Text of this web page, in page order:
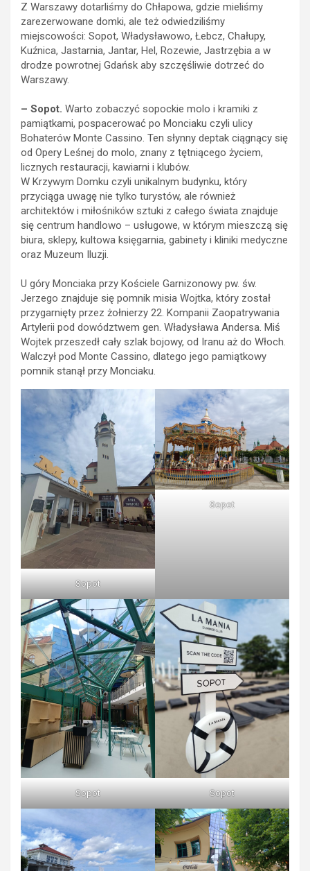
Z Warszawy dotarliśmy do Chłapowa, gdzie mieliśmy
zarezerwowane domki, ale też odwiedziliśmy
miejscowości: Sopot, Władysławowo, Łebcz, Chałupy,
Kuźnica, Jastarnia, Jantar, Hel, Rozewie, Jastrzębia a w
drodze powrotnej Gdańsk aby szczęśliwie dotrzeć do
Warszawy.
– Sopot. Warto zobaczyć sopockie molo i kramiki z
pamiątkami, pospacerować po Monciaku czyli ulicy
Bohaterów Monte Cassino. Ten słynny deptak ciągnący się
od Opery Leśnej do molo, znany z tętniącego życiem,
licznych restauracji, kawiarni i klubów.
W Krzywym Domku czyli unikalnym budynku, który
przyciąga uwagę nie tylko turystów, ale również
architektów i miłośników sztuki z całego świata znajduje
się centrum handlowo – usługowe, w którym mieszczą się
biura, sklepy, kultowa księgarnia, gabinety i kliniki medyczne
oraz Muzeum Iluzji.
U góry Monciaka przy Kościele Garnizonowy pw. św.
Jerzego znajduje się pomnik misia Wojtka, który został
przygarnięty przez żołnierzy 22. Kompanii Zaopatrywania
Artylerii pod dowództwem gen. Władysława Andersa. Miś
Wojtek przeszedł cały szlak bojowy, od Iranu aż do Włoch.
Walczył pod Monte Cassino, dlatego jego pamiątkowy
pomnik stanął przy Monciaku.
Sopot
Sopot
Sopot Sopot